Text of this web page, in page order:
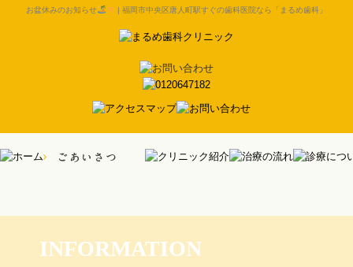
お盆休みのお知らせ | 福岡市中央区唐人町駅すぐの歯科医院なら「まるめ歯科」
INFORMATION